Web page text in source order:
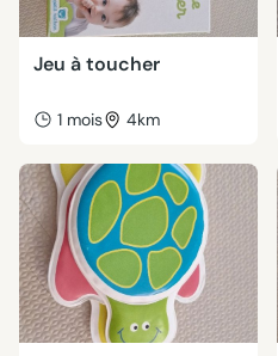
Jeu à toucher
1 mois 4km